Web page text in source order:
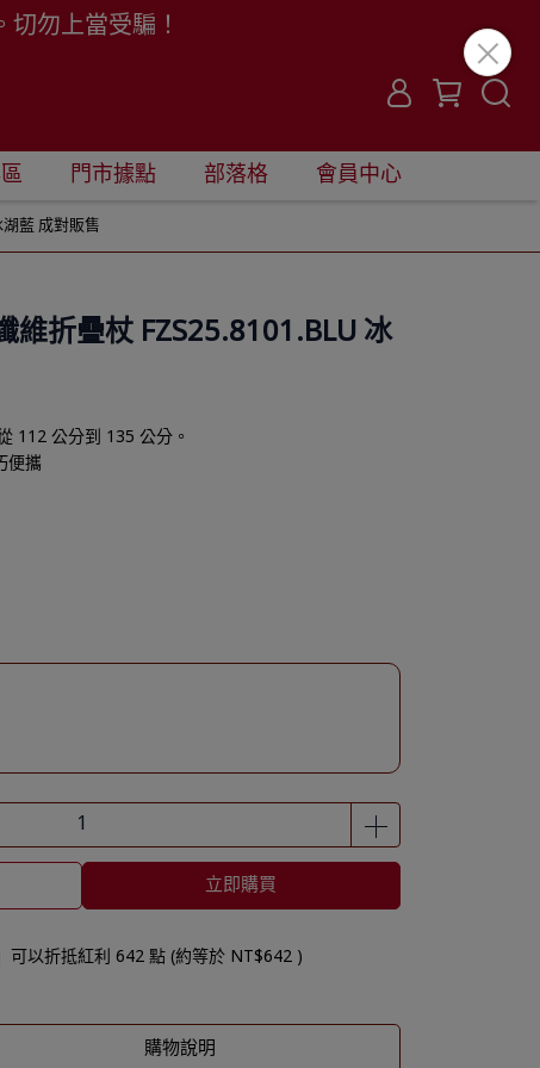
勿上當受騙！
門市據點 部落格 會員中心
湖藍 成對販售
維折疊杖 FZS25.8101.BLU 冰
112 公分到 135 公分。
便攜
立即購買
可以折抵紅利 642 點 (約等於 NT$642 )
購物說明